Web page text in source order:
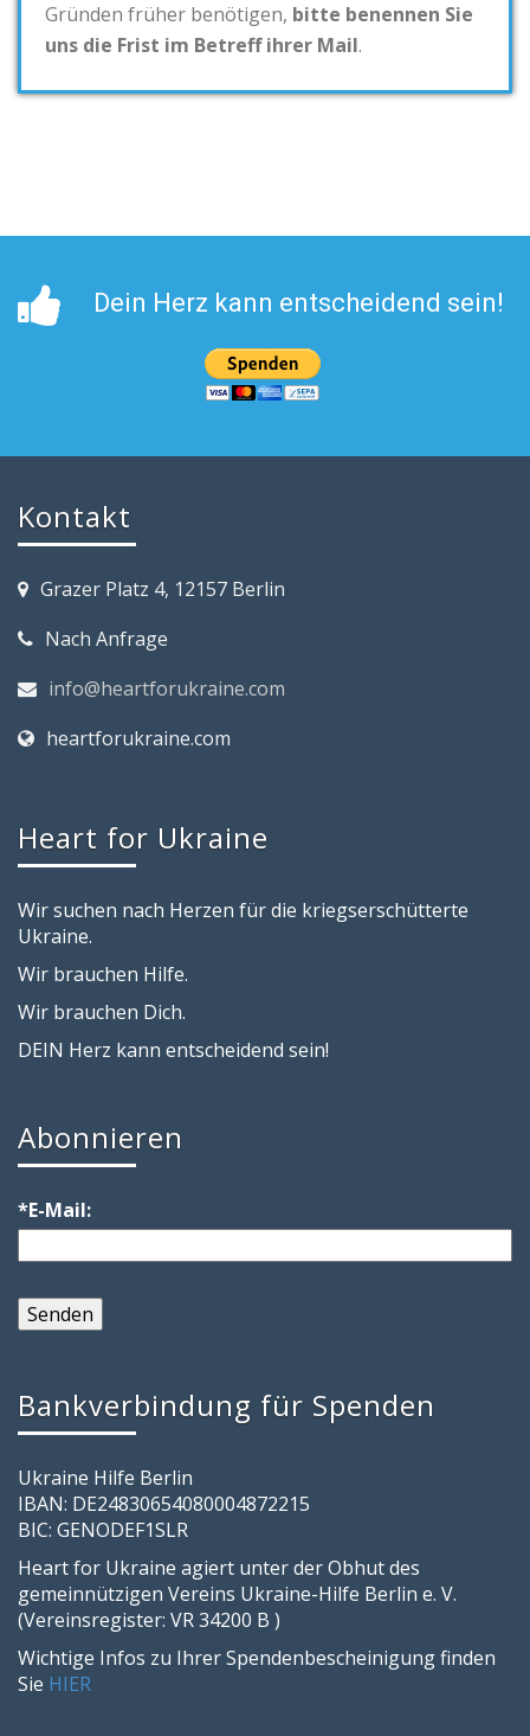
Gründen früher benötigen, bitte benennen Sie
uns die Frist im Betreff ihrer Mail.
Dein Herz kann entscheidend sein!
Kontakt
Grazer Platz 4, 12157 Berlin
Nach Anfrage
info@heartforukraine.com
heartforukraine.com
Heart for Ukraine
Wir suchen nach Herzen für die kriegserschütterte
Ukraine.
Wir brauchen Hilfe.
Wir brauchen Dich.
DEIN Herz kann entscheidend sein!
Abonnieren
*E-Mail:
Bankverbindung für Spenden
Ukraine Hilfe Berlin
IBAN: DE24830654080004872215
BIC: GENODEF1SLR
Heart for Ukraine agiert unter der Obhut des
gemeinnützigen Vereins Ukraine-Hilfe Berlin e. V.
(Vereinsregister: VR 34200 B )
Wichtige Infos zu Ihrer Spendenbescheinigung finden
Sie HIER